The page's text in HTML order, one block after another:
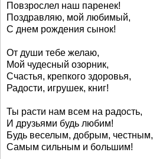
Повзрослел наш паренек!
Поздравляю, мой любимый,
С днем рождения сынок!
От души тебе желаю,
Мой чудесный озорник,
Счастья, крепкого здоровья,
Радости, игрушек, книг!
Ты расти нам всем на радость,
И друзьями будь любим!
Будь веселым, добрым, честным,
Самым сильным и большим!